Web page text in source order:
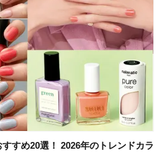
すすめ20選！ 2026年のトレンドカラ
い「ブライトニング」14選！ 透明肌
すすめ20選！ 2026年のトレンドカラ
グランス」ランキングTOP5！＜美
「実はうねりやすいクセ毛なんで
すめの髪型30選！ 若く見える・手
たる】中国割烹旅館 掬水亭の宿泊券
カラーシーラー」新色グリーンが8/7